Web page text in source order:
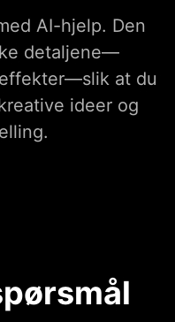
AI-hjelp. Den
detaljene—
at du
ideer og